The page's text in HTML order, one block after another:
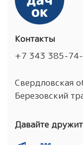
Контакты
+7 343 385-
Свердловская
Березовский
Давайте